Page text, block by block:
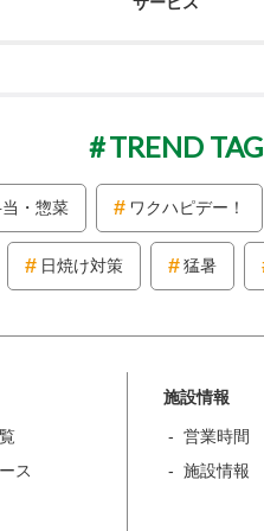
TREND TAG
・惣菜 ワクハピデー！
日焼け対策 猛暑
ス
施設情報
営業時間
施設情報